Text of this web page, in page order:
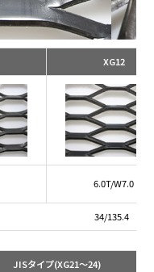
XG12
6.0T/W7.0
34/135.4
JISタイプ(XG21～24)